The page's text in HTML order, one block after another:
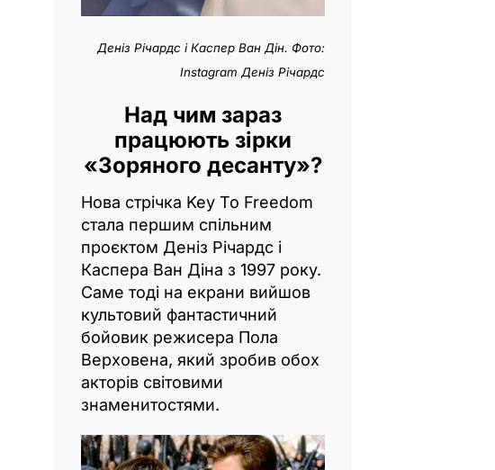
Деніз Річардс і Каспер Ван Дін. Фото:
Instagram Деніз Річардс
Над чим зараз
працюють зірки
«Зоряного десанту»?
Нова стрічка Key To Freedom
стала першим спільним
проєктом Деніз Річардс і
Каспера Ван Діна з 1997 року.
Саме тоді на екрани вийшов
культовий фантастичний
бойовик режисера Пола
Верховена, який зробив обох
акторів світовими
знаменитостями.